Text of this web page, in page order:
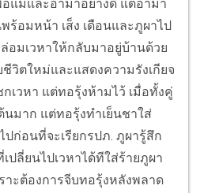
แม่และอาม่าอย่างดี แต่อาม่า
ร้อมหน้า เส็ง เดือนและภูผาไป
อมเวหาให้กลับมาอยู่บ้านด้วย
ชีวิตใหม่และแสดงความรังเกียจ
เวหา แต่ทอรุ้งห้ามไว้ เมื่อทั้งคู่
นมาก แต่ทอรุ้งทำเย็นชาใส่
ก่อนที่จะเรียกรปภ. ภูผารู้สึก
ลี่ยนไปเวหาได้ทีใส่ร้ายภูผา
าะต้องการจีบทอรุ้งหลังพลาด